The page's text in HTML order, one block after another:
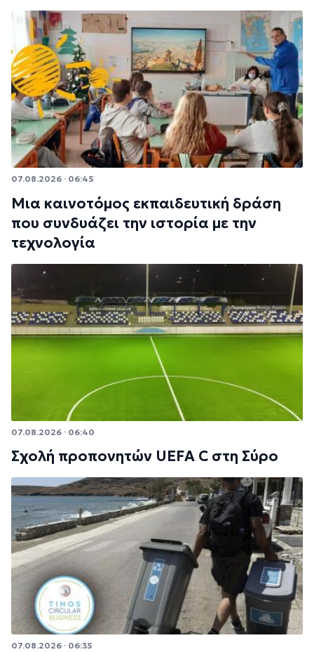
07.08.2026 · 06:45
Μια καινοτόμος εκπαιδευτική δράση
που συνδυάζει την ιστορία με την
τεχνολογία
07.08.2026 · 06:40
Σχολή προπονητών UEFA C στη Σύρο
07.08.2026 · 06:35